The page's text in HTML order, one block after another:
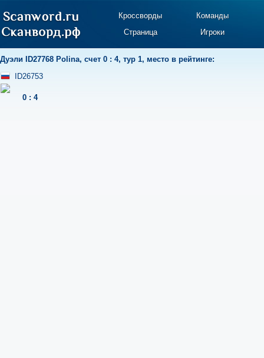
Кроссворды
Команды
Страница
Игроки
Дуэли ID27768 Polina, счет 0 : 4, тур 1, место в рейтинге:
ID26753
0 : 4